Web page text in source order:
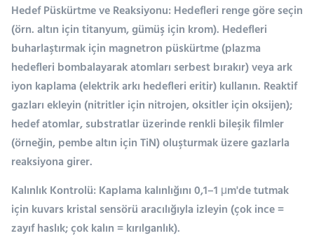
Hedef Püskürtme ve Reaksiyonu: Hedefleri renge göre seçin
(örn. altın için titanyum, gümüş için krom). Hedefleri
buharlaştırmak için magnetron püskürtme (plazma
hedefleri bombalayarak atomları serbest bırakır) veya ark
iyon kaplama (elektrik arkı hedefleri eritir) kullanın. Reaktif
gazları ekleyin (nitritler için nitrojen, oksitler için oksijen);
hedef atomlar, substratlar üzerinde renkli bileşik filmler
(örneğin, pembe altın için TiN) oluşturmak üzere gazlarla
reaksiyona girer.
Kalınlık Kontrolü: Kaplama kalınlığını 0,1–1 μm'de tutmak
için kuvars kristal sensörü aracılığıyla izleyin (çok ince =
zayıf haslık; çok kalın = kırılganlık).